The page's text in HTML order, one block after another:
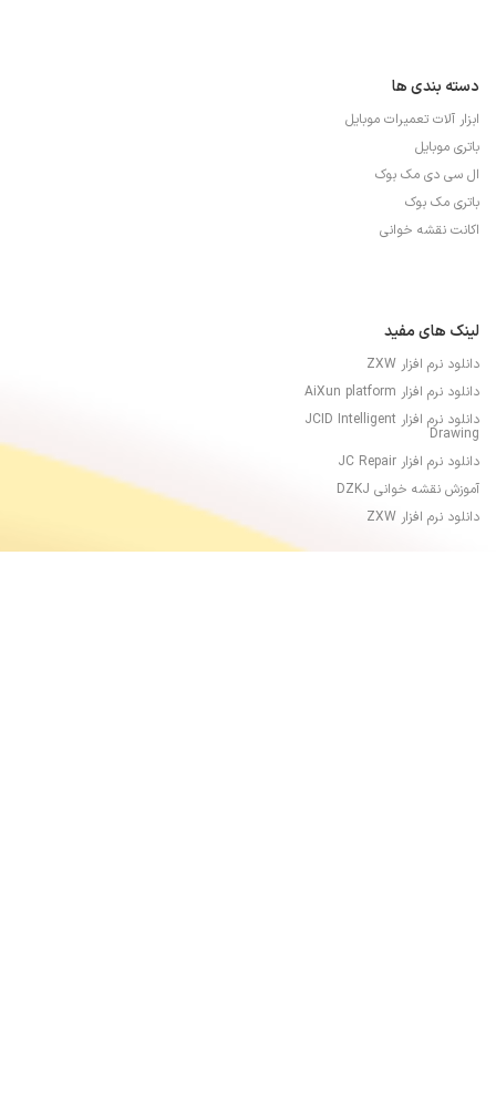
دسته بندی ها
ابزار آلات تعمیرات موبایل
باتری موبایل
ال سی دی مک بوک
باتری مک بوک
اکانت نقشه خوانی
لینک های مفید
دانلود نرم افزار ZXW
دانلود نرم افزار AiXun platform
دانلود نرم افزار JCID Intelligent
Drawing
دانلود نرم افزار JC Repair
آموزش نقشه خوانی DZKJ
دانلود نرم افزار ZXW